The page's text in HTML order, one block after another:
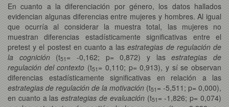
En cuanto a la diferenciación por género, los datos hallados
evidencian algunas diferencias entre mujeres y hombres. Al igual
que ocurría al considerar la muestra total, las mujeres no
muestran diferencias estadísticamente significativas entre el
pretest y el postest en cuanto a lasestrategias de regulación de
la
cognición(t51 = -0,162; p= 0,872) y lasestrategias de
regulación del contexto (t51 = 0,110; p= 0,913), y sí se observan
diferencias estadísticamente significativas en relación a las
estrategias de regulación de la motivación (t51 = -5,511; p= 0,000),
en cuanto a lasestrategias de evaluación (t51 = -1,826; p= 0,074)